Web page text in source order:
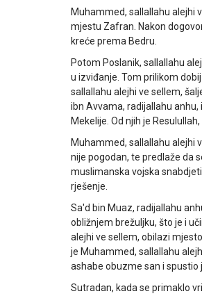
Muhammed, sallallahu alejhi
mjestu Zafran. Nakon
kreće prema Bedru.
Potom Poslanik, sallallahu
u izviđanje. Tom prilikom
sallallahu alejhi ve sellem,
ibn Avvama, radijallahu anhu,
Mekelije. Od njih je
Muhammed, sallallahu alejhi
nije pogodan, te predlaže da
muslimanska vojska
rješenje.
Sa'd bin Muaz, radijallahu
obližnjem brežuljku, što je i
alejhi ve sellem, obilazi
je Muhammed, sallallahu
ashabe obuzme san i spustio
Sutradan, kada se primaklo